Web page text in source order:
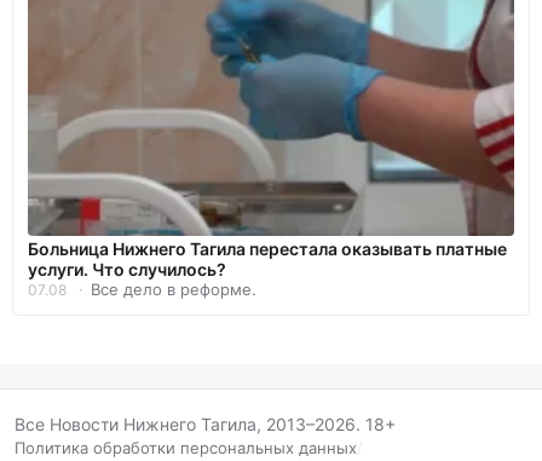
Больница Нижнего Тагила перестала оказывать платные
услуги. Что случилось?
07.08 Все дело в реформе.
Все Новости Нижнего Тагила, 2013–2026. 18+
Политика обработки персональных данных/